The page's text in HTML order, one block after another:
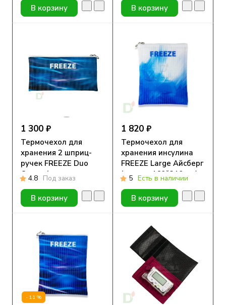
В корзину В корзину
1 300 ₽
Термочехол для
хранения 2 шприц-
ручек FREEZE Duo
Океан ( размер
105*190 мм)
4.8 Под заказ
В корзину
1 820 ₽
Термочехол для
хранения инсулина
FREEZE Large Айсберг
(размер 160*210 мм)
5 Есть в наличии
В корзину
-11%